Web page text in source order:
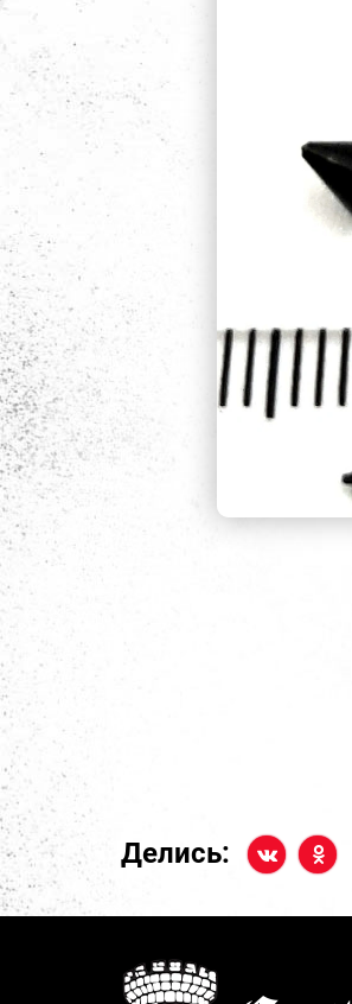
Делись: